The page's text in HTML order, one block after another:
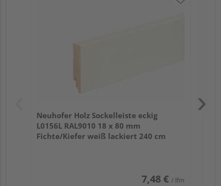
Neuhofer Holz Sockelleiste eckig
L0156L RAL9010 18 x 80 mm
Fichte/Kiefer weiß lackiert 240 cm
7,48 € / lfm